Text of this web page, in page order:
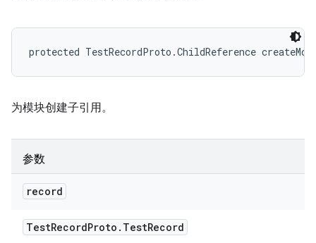
protected TestRecordProto.ChildReference
为模块创建子引用。
参数
record
TestRecordProto . TestRecord